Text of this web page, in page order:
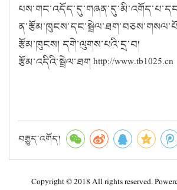
རྩོམ་ཁུངས། དགེ་ལུགས་པའི་དྲ་བ།
རྩོམ་འདིའི་སྦྲེལ་ཐག http://www.tb1025.cn
བརྒྱུད་འགོད།
Copyright © 2018 All rights reserved.